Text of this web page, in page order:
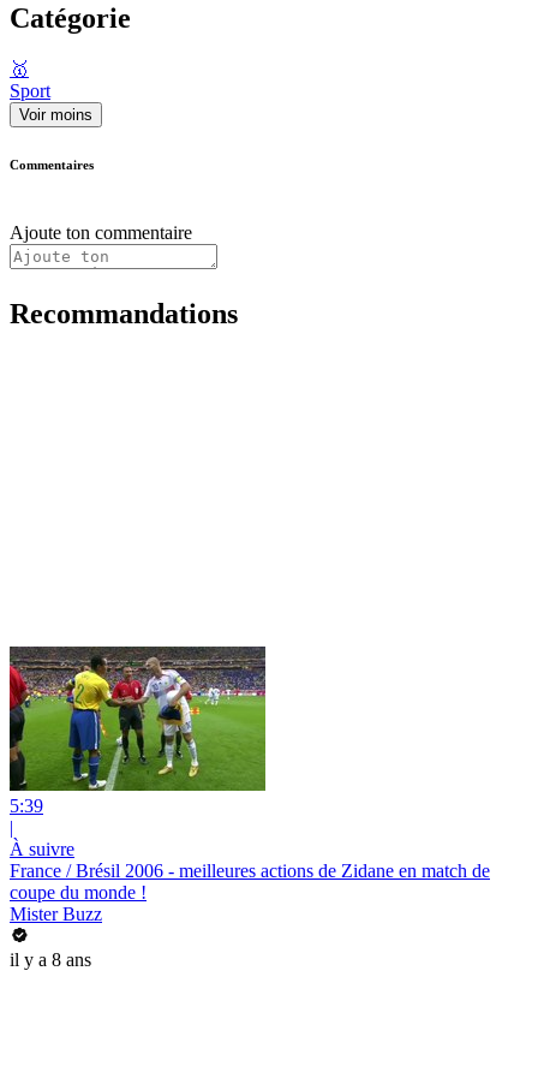
Catégorie
🥇
Sport
Voir moins
Commentaires
Ajoute ton commentaire
Recommandations
5:39
|
À suivre
France / Brésil 2006 - meilleures actions de Zidane en match de
coupe du monde !
Mister Buzz
il y a 8 ans